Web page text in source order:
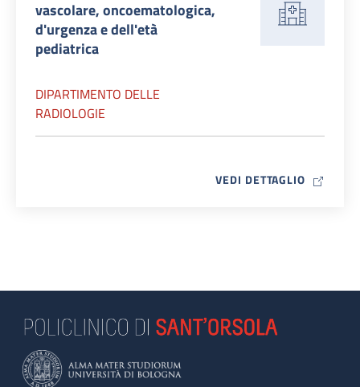
vascolare, oncoematologica,
d'urgenza e dell'età
pediatrica
DIPARTIMENTO DELLE
RADIOLOGIE
VEDI DETTAGLIO MAP ICON